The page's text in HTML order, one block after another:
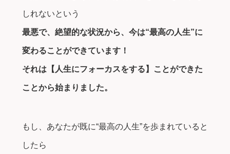
しれないという
最悪で、絶望的な状況から、今は“最高の人生”に
変わることができています！
それは【人生にフォーカスをする】ことができた
ことから始まりました。
もし、あなたが既に“最高の人生”を歩まれていると
したら